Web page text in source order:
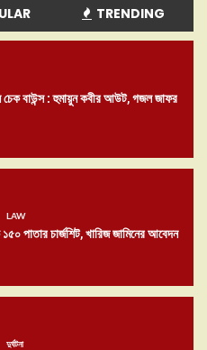
TRENDING
চেক বাউন্স : হুমায়ুন কবীর আউট, গজল জাফর
LAW
পাতার চার্জশিট, খারিজ জামিনের আবেদন
দুর্ঘটনা